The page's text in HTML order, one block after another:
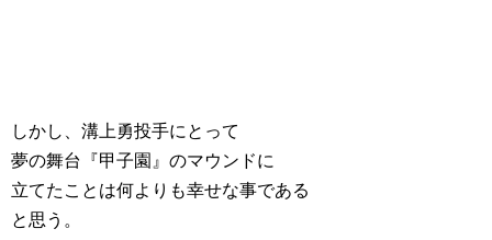
しかし、溝上勇投手にとって
夢の舞台『甲子園』のマウンドに
立てたことは何よりも幸せな事である
と思う。